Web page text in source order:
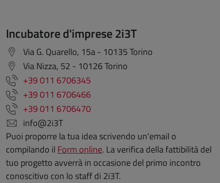
Incubatore d'imprese 2i3T
Via G. Quarello, 15a - 10135 Torino
Via Nizza, 52 - 10126 Torino
+39 011 6706345
+39 011 6706466
+39 011 6706470
info@2i3T
Puoi proporre la tua idea scrivendo un'email o
compilando il Form online. La verifica della fattibilità del
tuo progetto avverrà in occasione del primo incontro
conoscitivo con lo staff di 2i3T.